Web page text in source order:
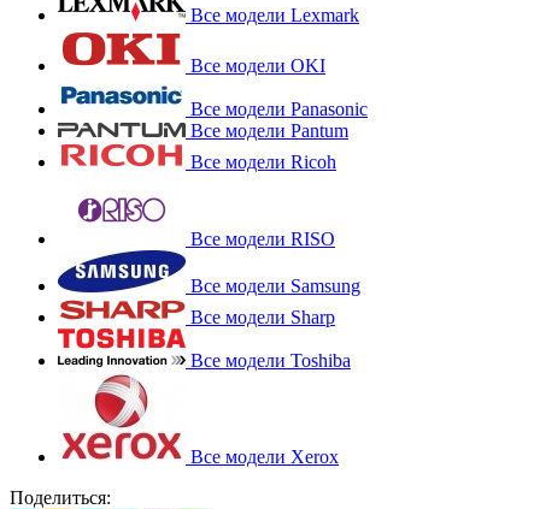
Все модели Lexmark
Все модели OKI
Все модели Panasonic
Все модели Pantum
Все модели Ricoh
Все модели RISO
Все модели Samsung
Все модели Sharp
Все модели Toshiba
Все модели Xerox
Поделиться: